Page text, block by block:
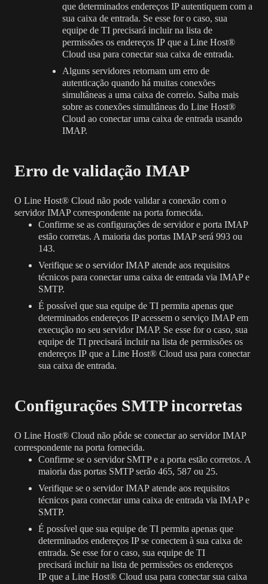
que determinados endereços IP autentiquem com a
sua caixa de entrada. Se esse for o caso, sua
equipe de TI precisará incluir na lista de
permissões os endereços IP que a Line Host®
Cloud usa para conectar sua caixa de entrada.
Alguns servidores retornam um erro de
autenticação quando há muitas conexões
simultâneas a uma caixa de correio. Saiba mais
sobre as conexões simultâneas do Line Host®
Cloud ao conectar uma caixa de entrada usando
IMAP.
Erro de validação IMAP
O Line Host® Cloud não pode validar a conexão com o
servidor IMAP correspondente na porta fornecida.
Confirme se as configurações de servidor e porta IMAP
estão corretas. A maioria das portas IMAP será 993 ou
143.
Verifique se o servidor IMAP atende aos requisitos
técnicos para conectar uma caixa de entrada via IMAP e
SMTP.
É possível que sua equipe de TI permita apenas que
determinados endereços IP acessem o serviço IMAP em
execução no seu servidor IMAP. Se esse for o caso, sua
equipe de TI precisará incluir na lista de permissões os
endereços IP que a Line Host® Cloud usa para conectar
sua caixa de entrada.
Configurações SMTP incorretas
O Line Host® Cloud não pôde se conectar ao servidor IMAP
correspondente na porta fornecida.
Confirme se o servidor SMTP e a porta estão corretos. A
maioria das portas SMTP serão 465, 587 ou 25.
Verifique se o servidor IMAP atende aos requisitos
técnicos para conectar uma caixa de entrada via IMAP e
SMTP.
É possível que sua equipe de TI permita apenas que
determinados endereços IP se conectem à sua caixa de
entrada. Se esse for o caso, sua equipe de TI
precisará incluir na lista de permissões os endereços
IP que a Line Host® Cloud usa para conectar sua caixa